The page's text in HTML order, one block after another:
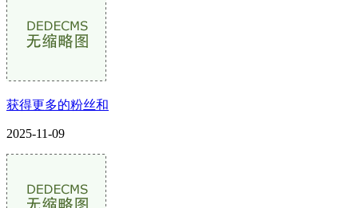
获得更多的粉丝和
2025-11-09